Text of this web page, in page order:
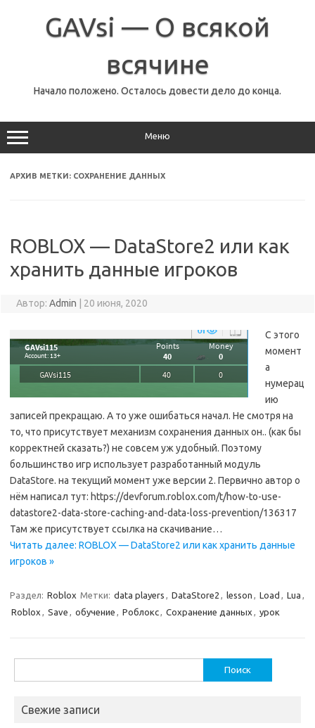
содержимомуGAVsi — О всякой
всячине
Начало положено. Осталось довести дело до конца.
Меню
АРХИВ МЕТКИ: СОХРАНЕНИЕ ДАННЫХ
ROBLOX — DataStore2 или как
хранить данные игроков
Автор: Admin 20 июня, 2020
С этого
момент
а
нумерац
ию
записей прекращаю. А то уже ошибаться начал. Не смотря на
то, что присутствует механизм сохранения данных он.. (как бы
корректней сказать?) не совсем уж удобный. Поэтому
большинство игр использует разработанный модуль
DataStore. на текущий момент уже версии 2. Первично автор о
нём написал тут: https://devforum.roblox.com/t/how-to-use-
datastore2-data-store-caching-and-data-loss-prevention/136317
Там же присутствует ссылка на скачивание…
Читать далее: ROBLOX — DataStore2 или как хранить данные
игроков »
Раздел: Roblox Метки: data players , DataStore2 , lesson , Load , Lua ,
Roblox , Save , обучение , Роблокс, Сохранение данных , урок
Свежие записи